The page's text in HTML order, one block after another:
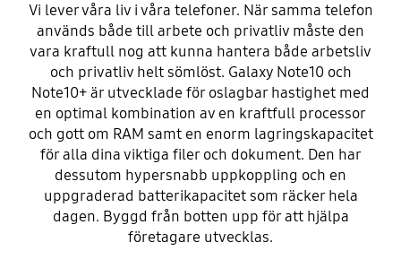
Vi lever våra liv i våra telefoner. När samma telefon
används både till arbete och privatliv måste den
vara kraftull nog att kunna hantera både arbetsliv
och privatliv helt sömlöst. Galaxy Note10 och
Note10+ är utvecklade för oslagbar hastighet med
en optimal kombination av en kraftfull processor
och gott om RAM samt en enorm lagringskapacitet
för alla dina viktiga filer och dokument. Den har
dessutom hypersnabb uppkoppling och en
uppgraderad batterikapacitet som räcker hela
dagen. Byggd från botten upp för att hjälpa
företagare utvecklas.